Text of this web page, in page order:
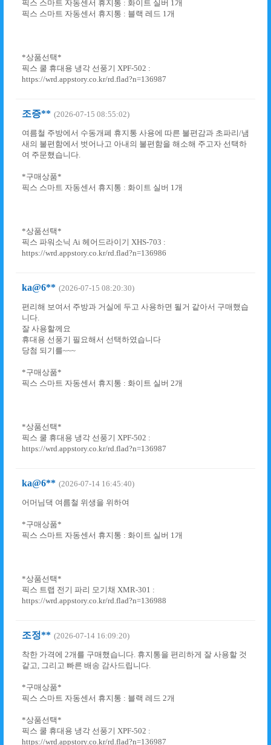
픽스 스마트 자동센서 휴지통 : 화이트 실버 1개
픽스 스마트 자동센서 휴지통 : 블랙 레드 1개
*상품선택*
픽스 쿨 휴대용 냉각 선풍기 XPF-502 :
https://wrd.appstory.co.kr/rd.flad?n=136987
조증** (2026-07-15 08:55:02)
여름철 주방에서 수동개폐 휴지통 사용에 따른 불편감과 초파리/냄
새의 불편함에서 벗어나고 아내의 불편함을 해소해 주고자 선택하
여 주문했습니다.
*구매상품*
픽스 스마트 자동센서 휴지통 : 화이트 실버 1개
*상품선택*
픽스 파워소닉 Ai 헤어드라이기 XHS-703 :
https://wrd.appstory.co.kr/rd.flad?n=136986
ka@6** (2026-07-15 08:20:30)
편리해 보여서 주방과 거실에 두고 사용하면 될거 같아서 구매했습
니다.
잘 사용할께요
휴대용 선풍기 필요해서 선택하였습니다
당첨 되기를~~~
*구매상품*
픽스 스마트 자동센서 휴지통 : 화이트 실버 2개
*상품선택*
픽스 쿨 휴대용 냉각 선풍기 XPF-502 :
https://wrd.appstory.co.kr/rd.flad?n=136987
ka@6** (2026-07-14 16:45:40)
어머님댁 여름철 위생을 위하여
*구매상품*
픽스 스마트 자동센서 휴지통 : 화이트 실버 1개
*상품선택*
픽스 트랩 전기 파리 모기채 XMR-301 :
https://wrd.appstory.co.kr/rd.flad?n=136988
조정** (2026-07-14 16:09:20)
착한 가격에 2개를 구매했습니다. 휴지통을 편리하게 잘 사용할 것
같고, 그리고 빠른 배송 감사드립니다.
*구매상품*
픽스 스마트 자동센서 휴지통 : 블랙 레드 2개
*상품선택*
픽스 쿨 휴대용 냉각 선풍기 XPF-502 :
https://wrd.appstory.co.kr/rd.flad?n=136987